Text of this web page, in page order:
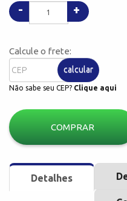
- +
Calcule o frete:
calcular
Não sabe seu CEP? Clique aqui
COMPRAR
Detalhes